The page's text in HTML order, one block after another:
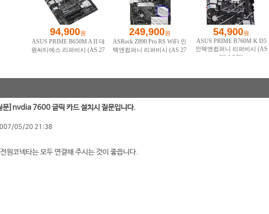
문]nvdia 7600 글픽 카드 설치시 질문입니다.
05/20 21:38
원코넥타는 모두 연결해 주시는 것이 좋읍니다.